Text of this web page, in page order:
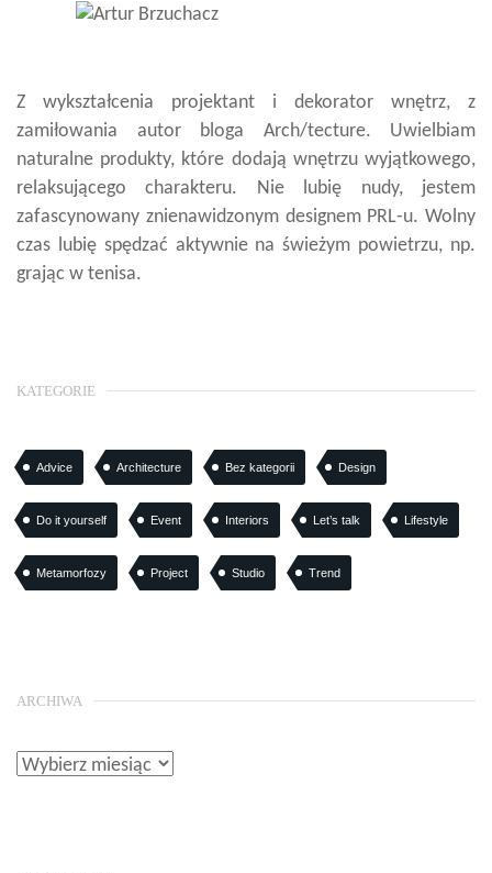
Z wykształcenia projektant i dekorator wnętrz, z
zamiłowania autor bloga Arch/tecture. Uwielbiam
naturalne produkty, które dodają wnętrzu wyjątkowego,
relaksującego charakteru. Nie lubię nudy, jestem
zafascynowany znienawidzonym designem PRL-u. Wolny
czas lubię spędzać aktywnie na świeżym powietrzu, np.
grając w tenisa.
KATEGORIE
Advice Architecture Bez kategorii Design
Do it yourself Event Interiors Let’s talk Lifestyle
Metamorfozy Project Studio Trend
ARCHIWA